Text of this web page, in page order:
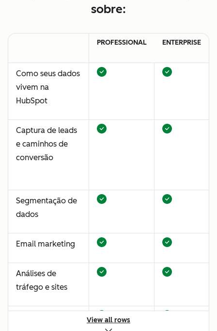
sobre:
PROFESSIONAL ENTERPRISE
Como seus dados
vivem na
HubSpot
Captura de leads
e caminhos de
conversão
Segmentação de
dados
Email marketing
Análises de
tráfego e sites
View all rows